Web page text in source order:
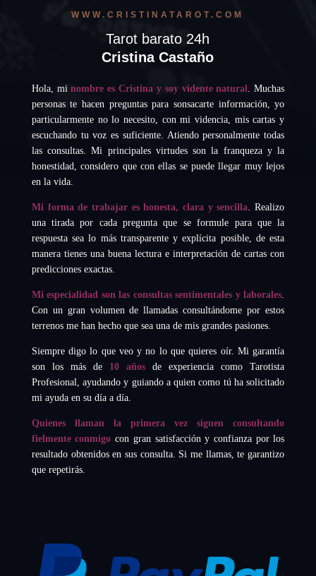
WWW.CRISTINATAROT.COM
Tarot barato 24h
Cristina Castaño
Hola, mi nombre es Cristina y soy vidente natural. Muchas
personas te hacen preguntas para sonsacarte información, yo
particularmente no lo necesito, con mi videncia, mis cartas y
escuchando tu voz es suficiente. Atiendo personalmente todas
las consultas. Mi principales virtudes son la franqueza y la
honestidad, considero que con ellas se puede llegar muy lejos
en la vida.
Mi forma de trabajar es honesta, clara y sencilla. Realizo
una tirada por cada pregunta que se formule para que la
respuesta sea lo más transparente y explícita posible, de esta
manera tienes una buena lectura e interpretación de cartas con
predicciones exactas.
Mi especialidad son las consultas sentimentales y laborales.
Con un gran volumen de llamadas consultándome por estos
terrenos me han hecho que sea una de mis grandes pasiones.
Siempre digo lo que veo y no lo que quieres oír. Mi garantía
son los más de
10 años
de experiencia como Tarotista
Profesional, ayudando y guiando a quien como tú ha solicitado
mi ayuda en su día a día.
Quienes llaman la primera vez siguen consultando
fielmente conmigo con gran satisfacción y confianza por los
resultado obtenidos en sus consulta. Si me llamas, te garantizo
que repetirás.